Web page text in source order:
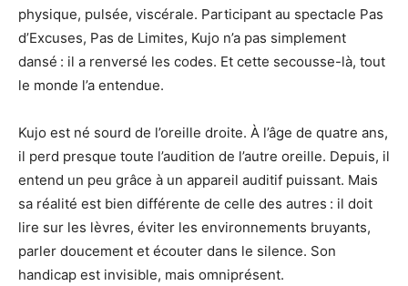
physique, pulsée, viscérale. Participant au spectacle Pas
d’Excuses, Pas de Limites, Kujo n’a pas simplement
dansé : il a renversé les codes. Et cette secousse-là, tout
le monde l’a entendue.
Kujo est né sourd de l’oreille droite. À l’âge de quatre ans,
il perd presque toute l’audition de l’autre oreille. Depuis, il
entend un peu grâce à un appareil auditif puissant. Mais
sa réalité est bien différente de celle des autres : il doit
lire sur les lèvres, éviter les environnements bruyants,
parler doucement et écouter dans le silence. Son
handicap est invisible, mais omniprésent.